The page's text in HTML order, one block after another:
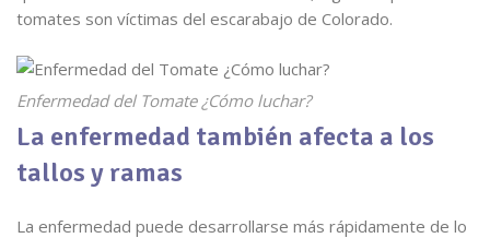
tomates son víctimas del escarabajo de Colorado.
Enfermedad del Tomate ¿Cómo luchar?
La enfermedad también afecta a los
tallos y ramas
La enfermedad puede desarrollarse más rápidamente de lo